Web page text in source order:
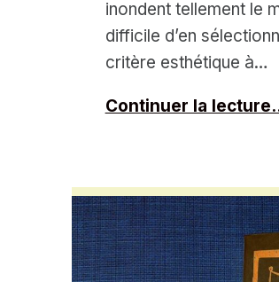
inondent tellement le
difficile d’en
critère esthétique à…
Continuer la